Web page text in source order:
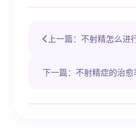
上一篇：不射精怎么进
下一篇：不射精症的治愈